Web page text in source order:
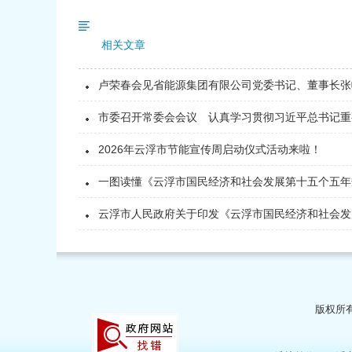
相关文章
卢荣春会见省能源集团有限公司党委书记、董事长
市委召开常委会会议 认真学习贯彻习近平总书记
2026年云浮市节能宣传周启动仪式活动来啦！
一图读懂《云浮市国民经济和社会发展第十五个五
云浮市人民政府关于印发《云浮市国民经济和社会
版权所